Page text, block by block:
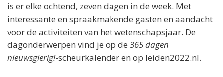
is er elke ochtend, zeven dagen in de week. Met
interessante en spraakmakende gasten en aandacht
voor de activiteiten van het wetenschapsjaar. De
dagonderwerpen vind je op de 365 dagen
nieuwsgierig!-scheurkalender en op leiden2022.nl.